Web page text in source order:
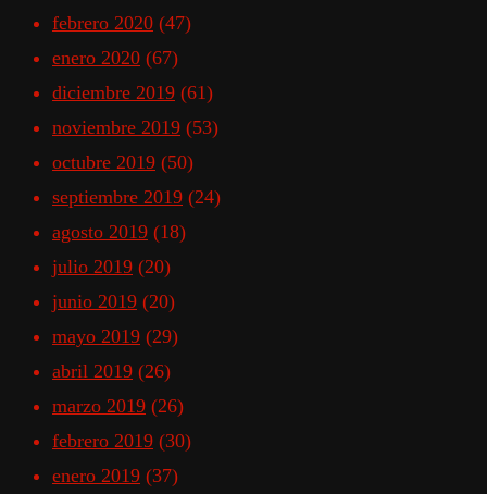
febrero 2020 (47)
enero 2020 (67)
diciembre 2019 (61)
noviembre 2019 (53)
octubre 2019 (50)
septiembre 2019 (24)
agosto 2019 (18)
julio 2019 (20)
junio 2019 (20)
mayo 2019 (29)
abril 2019 (26)
marzo 2019 (26)
febrero 2019 (30)
enero 2019 (37)